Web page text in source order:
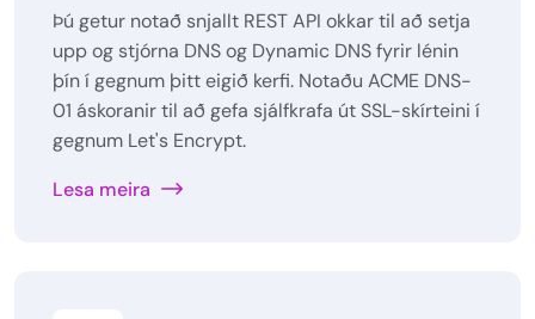
Þú getur notað snjallt REST API okkar til að setja
upp og stjórna DNS og Dynamic DNS fyrir lénin
þín í gegnum þitt eigið kerfi. Notaðu ACME DNS-
01 áskoranir til að gefa sjálfkrafa út SSL-skírteini í
gegnum Let's Encrypt.
Lesa meira